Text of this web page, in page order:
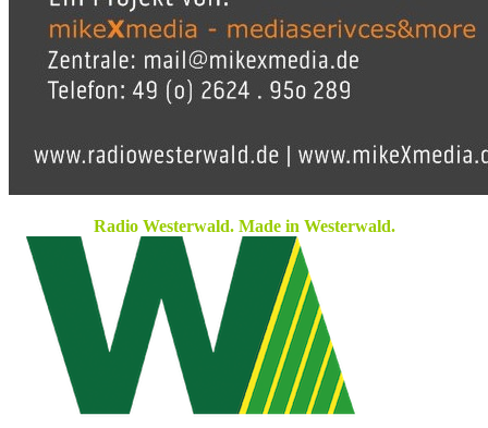
Radio Westerwald. Made in Westerwald.